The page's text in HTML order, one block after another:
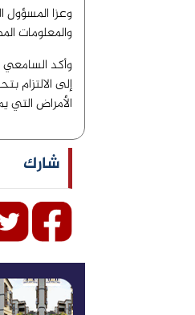
وعزا المسؤول
والمعلومات
وأكد السامعي
إلى الالتزام
الأمراض التي
شارك